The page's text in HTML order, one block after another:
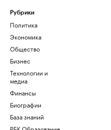
Рубрики
Политика
Экономика
Общество
Бизнес
Технологии и
медиа
Финансы
Биографии
База знаний